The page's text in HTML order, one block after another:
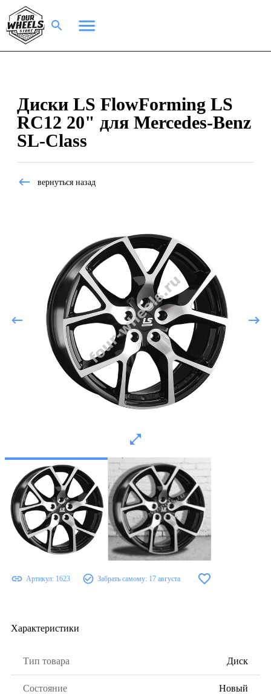
Диски LS FlowForming LS
RC12 20" для Mercedes-Benz
SL-Class
вернуться назад
Артикул: 1623 Забрать самому: 17 августа
Характеристики
Тип товара Диск
Состояние Новый